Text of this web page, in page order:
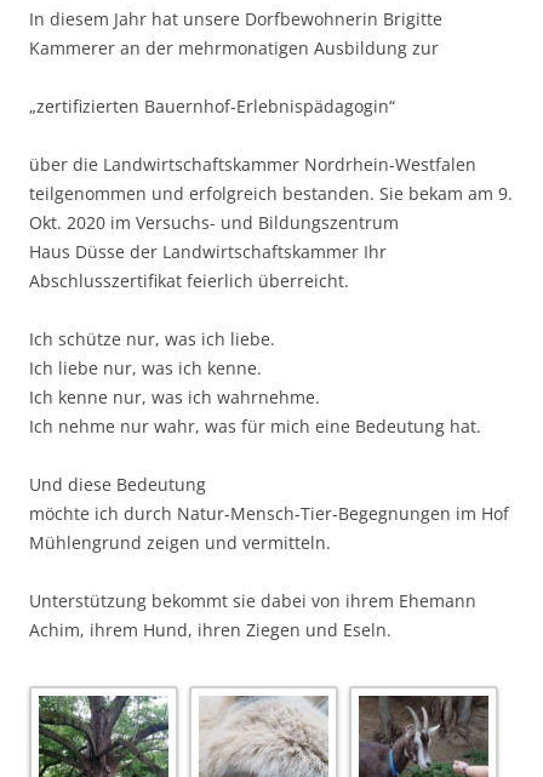
In diesem Jahr hat unsere Dorfbewohnerin Brigitte
Kammerer an der mehrmonatigen Ausbildung zur
„zertifizierten Bauernhof-Erlebnispädagogin“
über die Landwirtschaftskammer Nordrhein-Westfalen
teilgenommen und erfolgreich bestanden. Sie bekam am 9.
Okt. 2020 im Versuchs- und Bildungszentrum
Haus Düsse der Landwirtschaftskammer Ihr
Abschlusszertifikat feierlich überreicht.
Ich schütze nur, was ich liebe.
Ich liebe nur, was ich kenne.
Ich kenne nur, was ich wahrnehme.
Ich nehme nur wahr, was für mich eine Bedeutung hat.
Und diese Bedeutung
möchte ich durch Natur-Mensch-Tier-Begegnungen im Hof
Mühlengrund zeigen und vermitteln.
Unterstützung bekommt sie dabei von ihrem Ehemann
Achim, ihrem Hund, ihren Ziegen und Eseln.